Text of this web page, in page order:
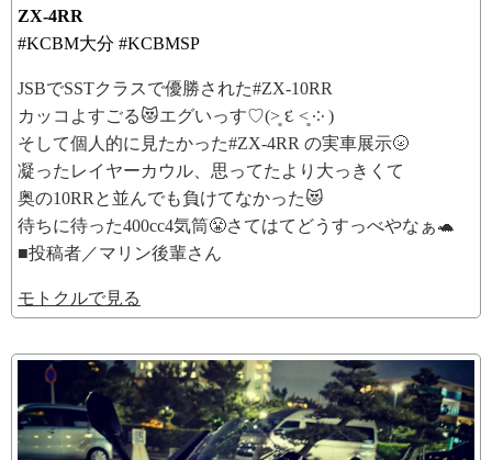
ZX-4RR
#KCBM大分 #KCBMSP
JSBでSSTクラスで優勝された#ZX-10RR
カッコよすごる😻エグいっす♡⁠(⁠˃͈⁠ ⁠દ⁠ ⁠˂͈⁠ ⁠༶⁠ ⁠)
そして個人的に見たかった#ZX-4RR の実車展示🌝
凝ったレイヤーカウル、思ってたより大っきくて
奥の10RRと並んでも負けてなかった😻
待ちに待った400cc4気筒😤さてはてどうすっべやなぁ🐢
■投稿者／マリン後輩さん
モトクルで見る